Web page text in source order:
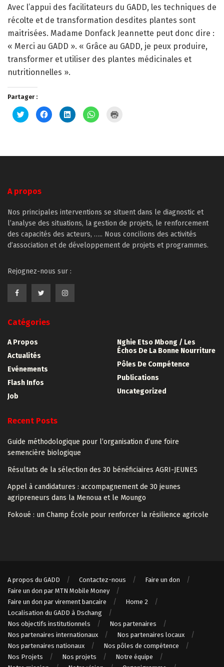
Avec l’appui des facilitateurs du GADD, les techniques de
récolte et de transformation desdites plantes sont
maitrisées. Madame Donfack Jeannette peut donc dire :
« Merci au GADD ». « Grâce au GADD, je peux produire,
transformer et utiliser des plantes médicinales et
nutritionnelles ».
Partager :
Cliquez
pour
partager
nouvelle
Cliquez
pour
partager
nouvelle
Cliquez
pour
partager
nouvelle
Cliquez
pour
nouvelle
A propos
Nos principales interventions se situent dans le diagnostic et
l’analyse des situations, la gestion de projets, le renforcement
des capacités des acteurs, ….. Nous concilions des activités
d’association et de développement de projets et programmes.
Rejognez-nous sur :
Catégories
A Propos
Actualités
Evénements
Flash Infos
Job
Nghie Etso Mbong / Les
Échos De La Bonne Nourriture
Pôles De Compétence
Publications
Uncategorized
Recent Posts
Guide méthodologique pour l’organisation d’une foire
semencière biologique
Résultats de la sélection des 30 bénéficiaires AGRI-JEUNES
Appel à candidatures : accompagnement de 30 jeunes
agripreneurs dans la Menoua et le Moungo
Fokoué : un Champ École pour renforcer la résilience agricole
A propos du GADD Contactez-nous
Faire un don
Faire un don par MTN Mobile Money
Faire un don par virement bancaire
Home 2
Localisation du GADD à Dschang
Nos objectifs institutionnels
Nos partenaires
Nos partenaires internationaux
Nos partenaires locaux
Nos partenaires nationaux
Nos pôles de compétence
Nos Projets
Nos projets
Notre équipe